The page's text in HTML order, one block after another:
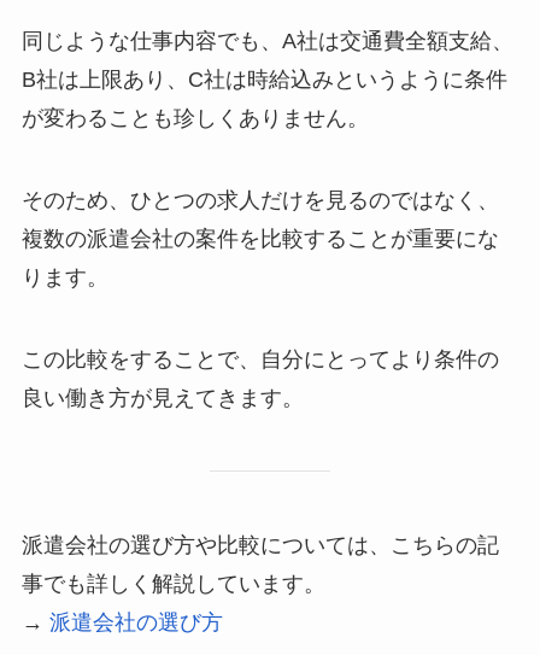
同じような仕事内容でも、A社は交通費全額支給、
B社は上限あり、C社は時給込みというように条件
が変わることも珍しくありません。
そのため、ひとつの求人だけを見るのではなく、
複数の派遣会社の案件を比較することが重要にな
ります。
この比較をすることで、自分にとってより条件の
良い働き方が見えてきます。
派遣会社の選び方や比較については、こちらの記
事でも詳しく解説しています。
→ 派遣会社の選び方